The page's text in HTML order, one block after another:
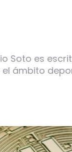
Soto es
ámbito